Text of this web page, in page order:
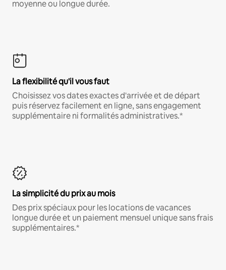
moyenne ou longue durée.
La flexibilité qu'il vous faut
Choisissez vos dates exactes d'arrivée et de départ
puis réservez facilement en ligne, sans engagement
supplémentaire ni formalités administratives.*
La simplicité du prix au mois
Des prix spéciaux pour les locations de vacances
longue durée et un paiement mensuel unique sans frais
supplémentaires.*